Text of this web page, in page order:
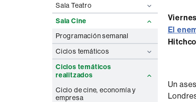
Sala Teatro
Sala Cine
Programación semanal
Ciclos temáticos
Ciclos temáticos
realitzados
Ciclo de cine, economía y
empresa
El
Un